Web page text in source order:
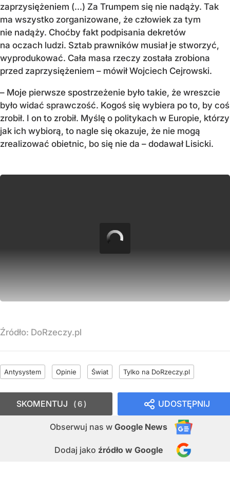
zaprzysiężeniem (...) Za Trumpem się nie nadąży. Tak
ma wszystko zorganizowane, że człowiek za tym
nie nadąży. Choćby fakt podpisania dekretów
na oczach ludzi. Sztab prawników musiał je stworzyć,
wyprodukować. Cała masa rzeczy została zrobiona
przed zaprzysiężeniem – mówił Wojciech Cejrowski.
– Moje pierwsze spostrzeżenie było takie, że wreszcie
było widać sprawczość. Kogoś się wybiera po to, by coś
zrobił. I on to zrobił. Myślę o politykach w Europie, którzy
jak ich wybiorą, to nagle się okazuje, że nie mogą
zrealizować obietnic, bo się nie da – dodawał Lisicki.
Źródło: DoRzeczy.pl
Antysystem Opinie Świat Tylko na DoRzeczy.pl
UDOSTĘPNIJ
Obserwuj nas w Google News
Dodaj jako źródło w Google
SKOMENTUJ 6